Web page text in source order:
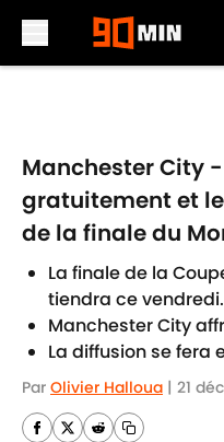
Manchester City
gratuitement et
de la finale du
La finale de la
tiendra ce vendredi.
Manchester City
La diffusion se fera
Par Olivier Halloua | 21